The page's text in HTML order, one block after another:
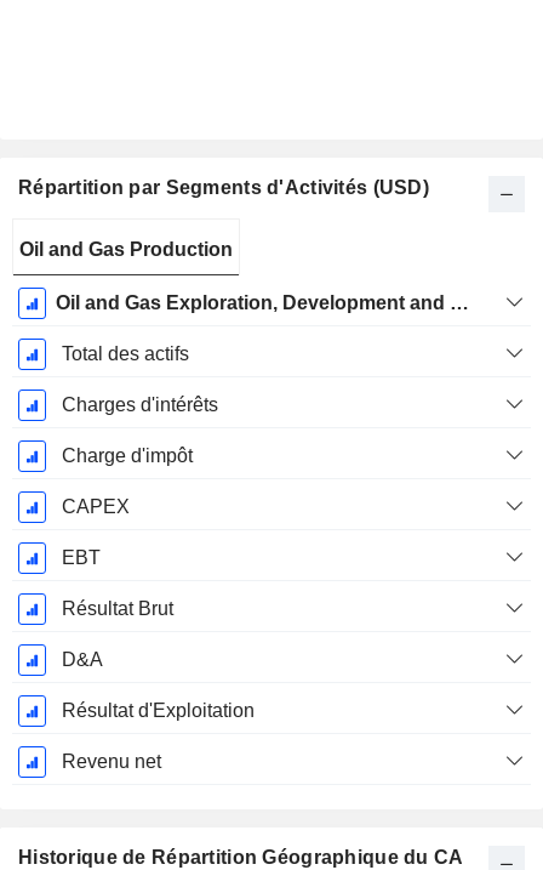
Répartition par Segments d'Activités (USD)
Fiscale:
Décembre
Oil and Gas Production
Oil and Gas Exploration, Development and Production and Related Activities
Total des actifs
Charges d'intérêts
Charge d'impôt
CAPEX
EBT
Résultat Brut
D&A
Résultat d'Exploitation
Revenu net
Historique de Répartition Géographique du CA